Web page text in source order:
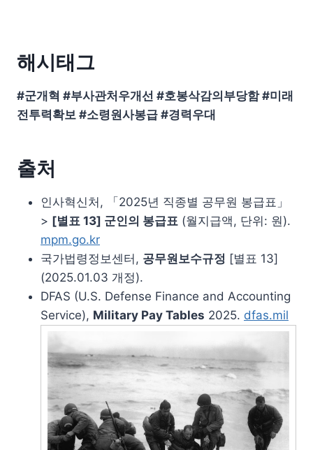
해시태그
#군개혁 #부사관처우개선 #호봉삭감의부당함 #미래
전투력확보 #소령원사봉급 #경력우대
출처
인사혁신처, 「2025년 직종별 공무원 봉급표」
> [별표 13] 군인의 봉급표 (월지급액, 단위: 원).
mpm.go.kr
국가법령정보센터, 공무원보수규정 [별표 13]
(2025.01.03 개정).
DFAS (U.S. Defense Finance and Accounting
Service), Military Pay Tables 2025. dfas.mil